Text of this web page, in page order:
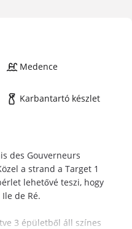
Medence
Karbantartó készlet
des Gouverneurs
a strand a Target 1
lehetővé teszi, hogy
de Ré.
3 épületből áll színes